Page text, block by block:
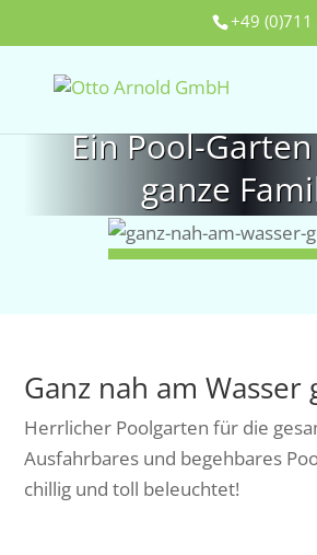
+49
Ein Pool-
ganze
Ganz nah am Wasser
Herrlicher Poolgarten für die
Ausfahrbares und begehbares
chillig und toll beleuchtet!